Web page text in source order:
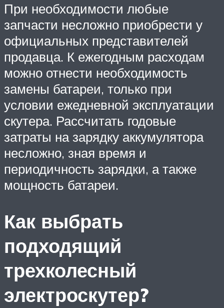
При необходимости любые
запчасти несложно приобрести у
официальных представителей
продавца. К ежегодным расходам
можно отнести необходимость
замены батареи, только при
условии ежедневной эксплуатации
скутера. Рассчитать годовые
затраты на зарядку аккумулятора
несложно, зная время и
периодичность зарядки, а также
мощность батареи.
Как выбрать
подходящий
трехколесный
электроскутер?